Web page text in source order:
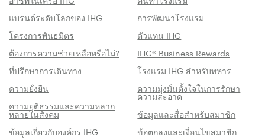
แบรนด์ระดับโลกของ IHG
การพัฒนาโรงแรม
โครงการพันธมิตร
ตัวแทน IHG
ต้องการความช่วยเหลือหรือไม่?
IHG® Business Rewards
ที่ปรึกษาการเดินทาง
โรงแรม IHG สำหรับทหาร
ความยั่งยืน
ความมุ่งมั่นตั้งใจในการรักษา
ความสะอาด
ความยุติธรรมและความหลาก
หลายในสังคม
ข้อมูลและสื่อสำหรับสมาชิก
ข้อมูลเกี่ยวกับองค์กร IHG
ข้อตกลงและเงื่อนไขสมาชิก
สิทธิประโชน์เมื่อจองกับเรา